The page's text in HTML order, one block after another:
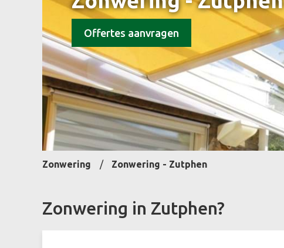
Offertes aanvragen
Zonwering Zonwering - Zutphen
Zonwering in Zutphen?